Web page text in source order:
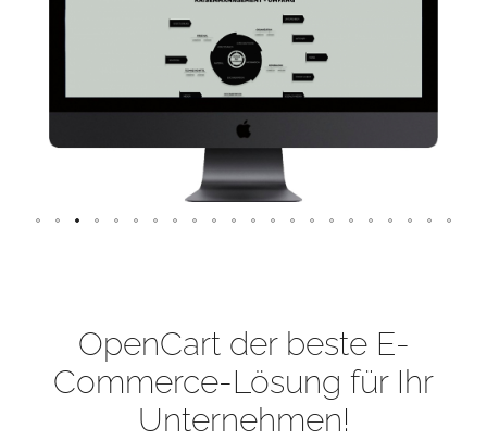
OpenCart der beste E-
Commerce-Lösung für Ihr
Unternehmen!